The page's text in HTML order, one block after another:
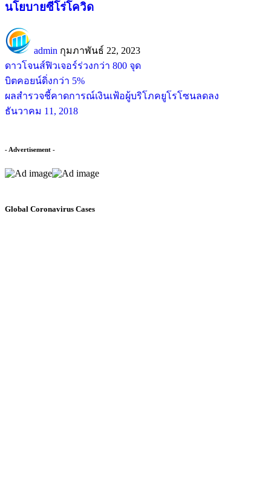
นโยบายซีโร่โควิด
admin กุมภาพันธ์ 22, 2023
ดาวโจนส์ฟิวเจอร์ร่วงกว่า 800 จุด
บิตคอยน์ดิ่งกว่า 5%
ผลสำรวจชี้คาดการณ์เงินเฟ้อผู้บริโภคยูโรโซนลดลง
ธันวาคม 11, 2018
- Advertisement -
Global Coronavirus Cases